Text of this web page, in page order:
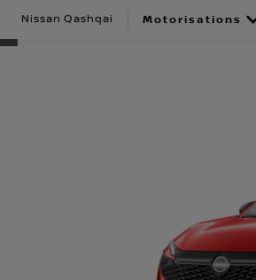
Nissan Qashqai Motorisations